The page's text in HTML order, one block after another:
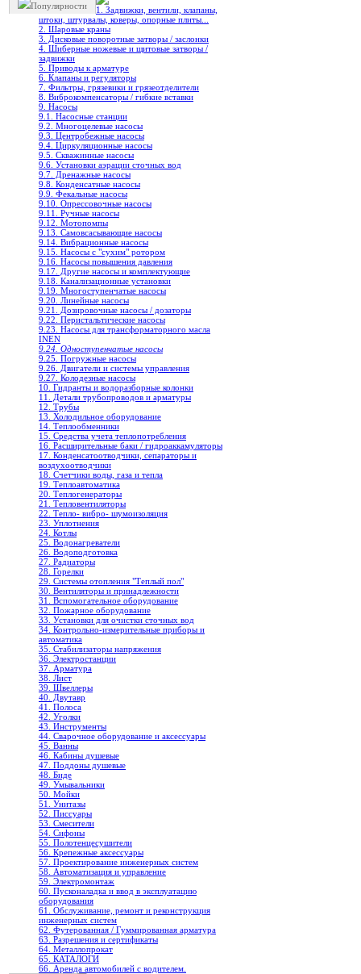
Популярности
1. Задвижки, вентили, клапаны,
штоки, штурвалы, коверы, опорные плиты...
2. Шаровые краны
3. Дисковые поворотные затворы / заслонки
4. Шиберные ножевые и щитовые затворы /
задвижки
5. Приводы к арматуре
6. Клапаны и регуляторы
7. Фильтры, грязевики и грязеотделители
8. Виброкомпенсаторы / гибкие вставки
9. Насосы
9.1. Насосные станции
9.2. Многоцелевые насосы
9.3. Центробежные насосы
9.4. Циркуляционные насосы
9.5. Скважинные насосы
9.6. Установки аэрации сточных вод
9.7. Дренажные насосы
9.8. Конденсатные насосы
9.9. Фекальные насосы
9.10. Опрессовочные насосы
9.11. Ручные насосы
9.12. Мотопомпы
9.13. Самовсасывающие насосы
9.14. Вибрационные насосы
9.15. Насосы с "сухим" ротором
9.16. Насосы повышения давления
9.17. Другие насосы и комплектующие
9.18. Канализационные установки
9.19. Многоступенчатые насосы
9.20. Линейные насосы
9.21. Дозировочные насосы / дозаторы
9.22. Перистальтические насосы
9.23. Насосы для трансформаторного масла
INEN
9.24. Одноступенчатые насосы
9.25. Погружные насосы
9.26. Двигатели и системы управления
9.27. Колодезные насосы
10. Гидранты и водоразборные колонки
11. Детали трубопроводов и арматуры
12. Трубы
13. Холодильное oборудование
14. Теплообменники
15. Средства учета теплопотребления
16. Расширительные баки / гидроаккамуляторы
17. Конденсатоотводчики, сепараторы и
воздухоотводчики
18. Счетчики воды, газа и тепла
19. Теплоавтоматика
20. Теплогенераторы
21. Тепловентиляторы
22. Тепло- вибро- шумоизоляция
23. Уплотнения
24. Котлы
25. Водонагреватели
26. Водоподготовка
27. Радиаторы
28. Горелки
29. Системы отопления "Теплый пол"
30. Вентиляторы и принадлежности
31. Вспомогательное оборудование
32. Пожарное оборудование
33. Установки для очистки сточных вод
34. Контрольно-измерительные приборы и
автоматика
35. Стабилизаторы напряжения
36. Электростанции
37. Арматура
38. Лист
39. Швеллеры
40. Двутавр
41. Полоса
42. Уголки
43. Инструменты
44. Сварочное оборудование и аксессуары
45. Ванны
46. Кабины душевые
47. Поддоны душевые
48. Биде
49. Умывальники
50. Мойки
51. Унитазы
52. Писсуары
53. Смесители
54. Сифоны
55. Полотенцесушители
56. Крепежные аксессуары
57. Проектирование инженерных систем
58. Автоматизация и управление
59. Электромонтаж
60. Пусконаладка и ввод в эксплуатацию
оборудования
61. Обслуживание, ремонт и реконструкция
инженерных систем
62. Футерованная / Гуммированная арматура
63. Разрешения и сертификаты
64. Металлопрокат
65. КАТАЛОГИ
66. Аренда автомобилей с водителем.